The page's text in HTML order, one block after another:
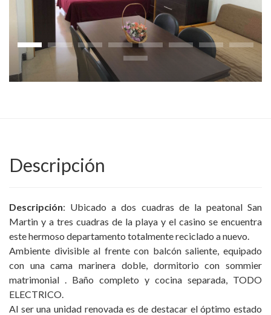
Descripción
Descripción: Ubicado a dos cuadras de la peatonal San
Martin y a tres cuadras de la playa y el casino se encuentra
este hermoso departamento totalmente reciclado a nuevo.
Ambiente divisible al frente con balcón saliente, equipado
con una cama marinera doble, dormitorio con sommier
matrimonial . Baño completo y cocina separada, TODO
ELECTRICO.
Al ser una unidad renovada es de destacar el óptimo estado